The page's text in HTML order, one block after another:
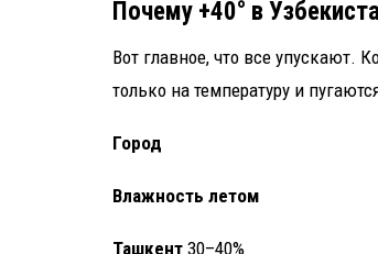
Почему +40° в
Вот главное, что все упускают.
только на температуру и
Город
Влажность летом
Ташкент 30–40%